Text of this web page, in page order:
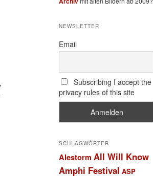
NEWSLETTER
Email
Subscribing I accept the
privacy rules of this site
SCHLAGWÖRTER
Alestorm All Will Know
Amphi Festival ASP